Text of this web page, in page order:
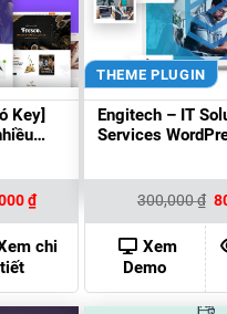
Key]
₫.
₫Giá
hiện
tại
là:
100,000 ₫.
chi
tiết
THEME PLUGIN
Engitech – IT
Services
300,000₫
Xem
Demo